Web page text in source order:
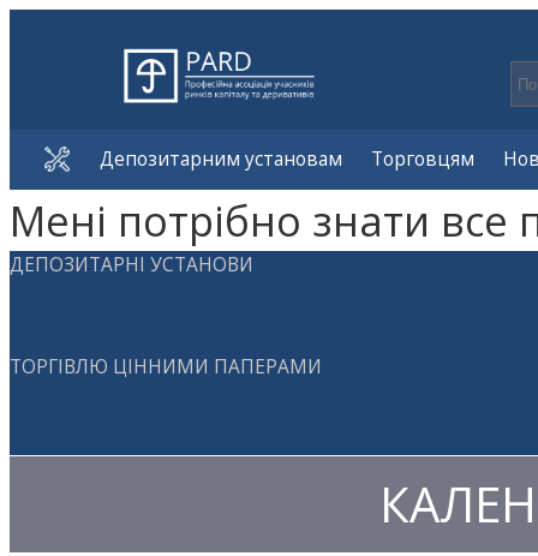
Депозитарним установам Торговцям
Мені потрібно знати все
ДЕПОЗИТАРНІ УСТАНОВИ
ТОРГІВЛЮ ЦІННИМИ ПАПЕРАМИ